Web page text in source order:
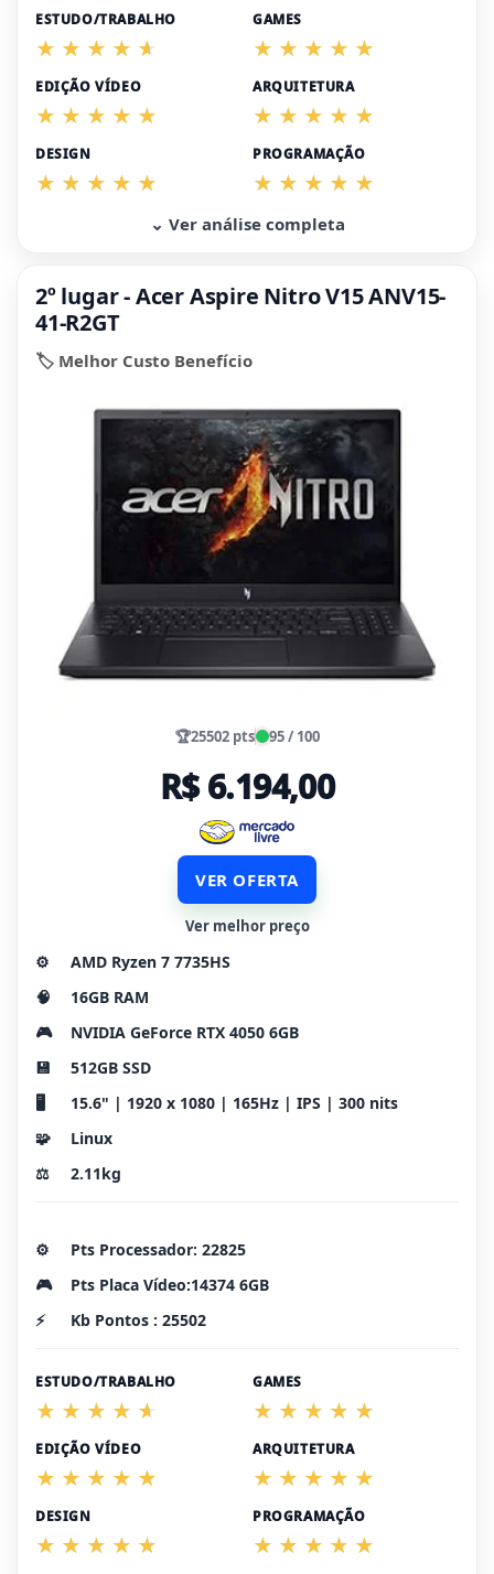
ESTUDO/TRABALHO GAMES
EDIÇÃO VÍDEO ARQUITETURA
DESIGN PROGRAMAÇÃO
⌄ Ver análise completa
2º lugar - Acer Aspire Nitro V15 ANV15-
41-R2GT
🏷️ Melhor Custo Benefício
🏆25502 pts 95 / 100
R$ 6.194,00
VER OFERTA
Ver melhor preço
⚙️
AMD Ryzen 7 7735HS
🧠
16GB RAM
🎮
NVIDIA GeForce RTX 4050 6GB
💾
512GB SSD
🖥️
15.6" | 1920 x 1080 | 165Hz | IPS | 300 nits
🧩
Linux
⚖️
2.11kg
⚙️
Pts Processador: 22825
🎮
Pts Placa Vídeo:14374 6GB
⚡
Kb Pontos : 25502
ESTUDO/TRABALHO GAMES
EDIÇÃO VÍDEO ARQUITETURA
DESIGN PROGRAMAÇÃO